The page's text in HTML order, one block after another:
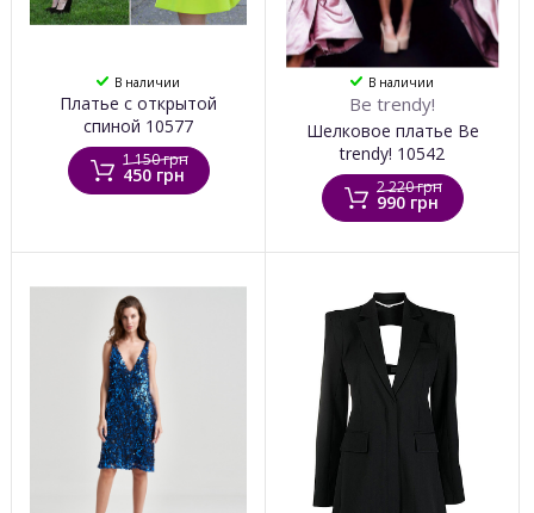
В наличии
Платье с открытой
спиной 10577
1 150 грн
450 грн
В наличии
Be trendy!
Шелковое платье Be
trendy! 10542
2 220 грн
990 грн